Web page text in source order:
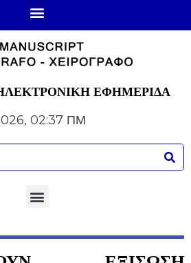
ΕΦΗΜΕΡΙΔΑ
02:37 ΠΜ